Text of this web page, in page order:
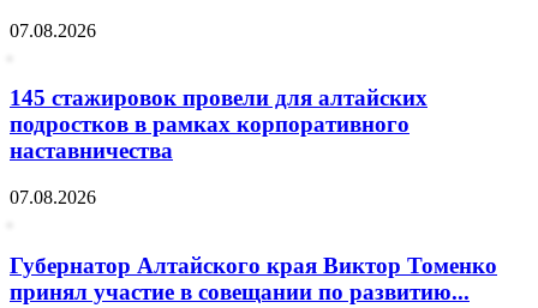
07.08.2026
145 стажировок провели для алтайских
подростков в рамках корпоративного
наставничества
07.08.2026
Губернатор Алтайского края Виктор Томенко
принял участие в совещании по развитию...